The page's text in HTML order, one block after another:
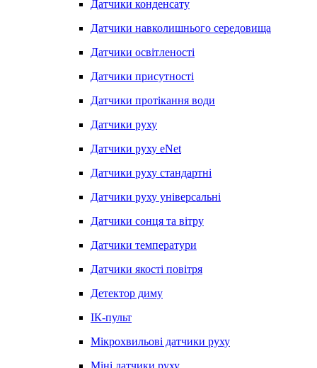
Датчики конденсату
Датчики навколишнього середовища
Датчики освітленості
Датчики присутності
Датчики протікання води
Датчики руху
Датчики руху eNet
Датчики руху стандартні
Датчики руху універсальні
Датчики сонця та вітру
Датчики температури
Датчики якості повітря
Детектор диму
ІК-пульт
Мікрохвильові датчики руху
Міні датчики руху